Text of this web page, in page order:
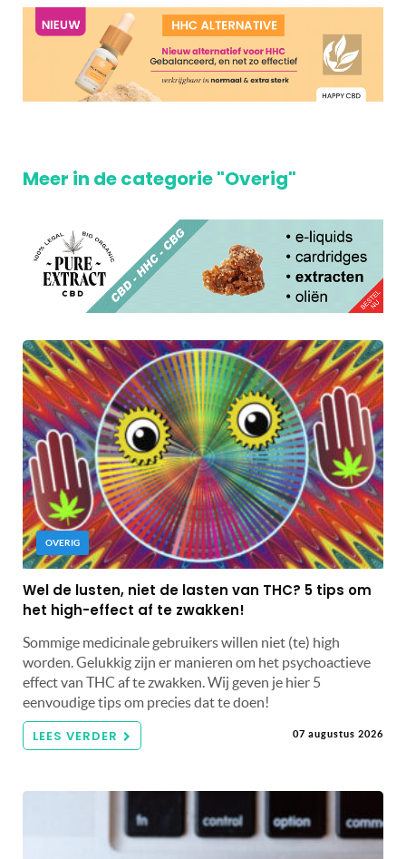
Meer in de categorie "Overig"
OVERIG
Wel de lusten, niet de lasten van THC? 5 tips om
het high-effect af te zwakken!
Sommige medicinale gebruikers willen niet (te) high
worden. Gelukkig zijn er manieren om het psychoactieve
effect van THC af te zwakken. Wij geven je hier 5
eenvoudige tips om precies dat te doen!
LEES VERDER 07 augustus 2026